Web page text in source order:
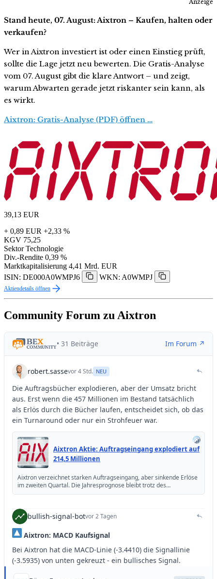
Anzeige
Stand heute, 07. August: Aixtron – Kaufen, halten oder
verkaufen?
Wer in Aixtron investiert ist oder einen Einstieg prüft,
sollte die Lage jetzt neu bewerten. Die Gratis-Analyse
vom 07. August gibt die klare Antwort – und zeigt,
warum Abwarten gerade jetzt riskanter sein kann, als
es wirkt.
Aixtron: Gratis-Analyse (PDF) öffnen …
39,13 EUR
+ 0,89 EUR +2,33 %
KGV 75,25
Sektor Technologie
Div.-Rendite 0,39 %
Marktkapitalisierung 4,41 Mrd. EUR
ISIN: DE000A0WMPJ6
WKN: A0WMPJ
Aktiendetails öffnen
Community Forum zu Aixtron